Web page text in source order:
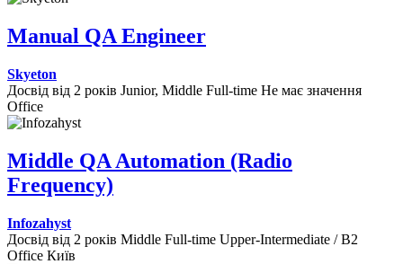
Manual QA Engineer
Skyeton
Досвід від 2 років Junior, Middle Full-time Не має значення
Office
Middle QA Automation (Radio
Frequency)
Infozahyst
Досвід від 2 років Middle Full-time Upper-Intermediate / B2
Office Київ